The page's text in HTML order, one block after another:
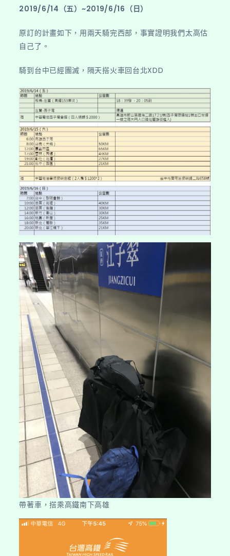
環
高
雄-
台
中
2019/6/14（五）~2019/6/16（日）
原訂的計畫如下，用兩天騎完西部，事實證明我們太高估
自己了。
騎到台中已經團滅，隔天搭火車回台北XDD
帶著車，搭乘高鐵南下高雄